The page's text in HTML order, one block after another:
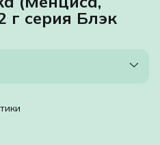
г серия Блэк